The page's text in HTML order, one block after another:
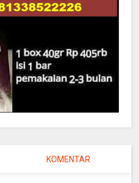
KOMENTAR